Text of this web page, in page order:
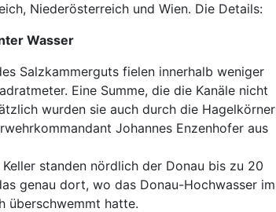
Niederösterreich und Wien. Die Details:
Wasser
Salzkammerguts fielen innerhalb weniger
Eine Summe, die die Kanäle nicht
wurden sie auch durch die Hagelkörner
Johannes Enzenhofer aus
standen nördlich der Donau bis zu 20
genau dort, wo das Donau-Hochwasser im
überschwemmt hatte.